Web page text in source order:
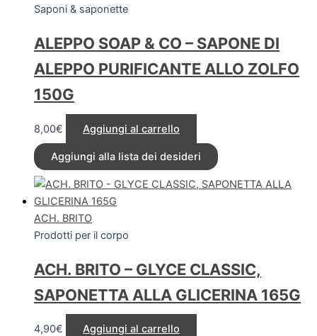
Saponi & saponette
ALEPPO SOAP & CO – SAPONE DI
ALEPPO PURIFICANTE ALLO ZOLFO
150G
8,00€ Aggiungi al carrello
Aggiungi alla lista dei desideri
ACH. BRITO
Prodotti per il corpo
ACH. BRITO – GLYCE CLASSIC,
SAPONETTA ALLA GLICERINA 165G
4,90€ Aggiungi al carrello